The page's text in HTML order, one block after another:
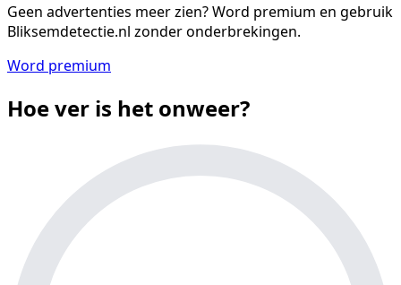
Geen advertenties meer zien?Word premium en gebruik
Bliksemdetectie.nl zonder onderbrekingen.
Word premium
Hoe ver is het onweer?